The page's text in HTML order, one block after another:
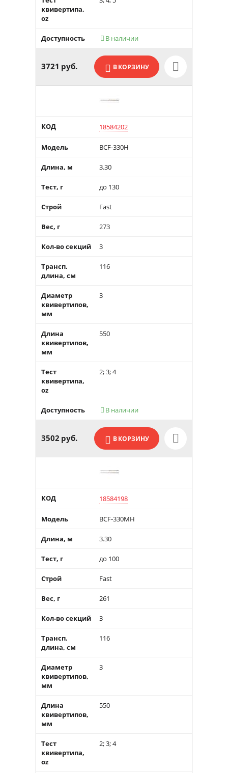
квивертипа,
oz
Доступность В наличии

3721 руб. В КОРЗИНУ
КОД 18584202
Модель BCF-330H
Длина, м 3.30
Тест, г до 130
Строй Fast
Вес, г 273
Кол-во секций 3
Трансп.
длина, см
116
Диаметр
квивертипов,
мм
3
Длина
квивертипов,
мм
550
Тест
квивертипа,
oz
2; 3; 4
Доступность В наличии

3502 руб. В КОРЗИНУ
КОД 18584198
Модель BCF-330MH
Длина, м 3.30
Тест, г до 100
Строй Fast
Вес, г 261
Кол-во секций 3
Трансп.
длина, см
116
Диаметр
квивертипов,
мм
3
Длина
квивертипов,
мм
550
Тест
квивертипа,
oz
2; 3; 4